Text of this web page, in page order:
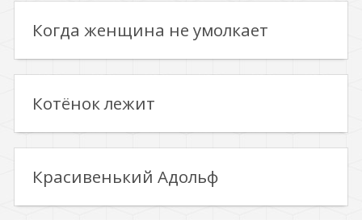
Когда женщина не умолкает
Котёнок лежит
Красивенький Адольф